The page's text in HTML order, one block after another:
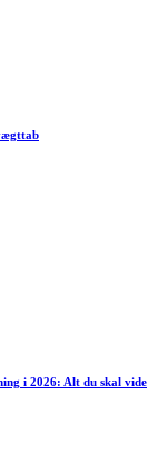
i 2026: Alt du skal vide